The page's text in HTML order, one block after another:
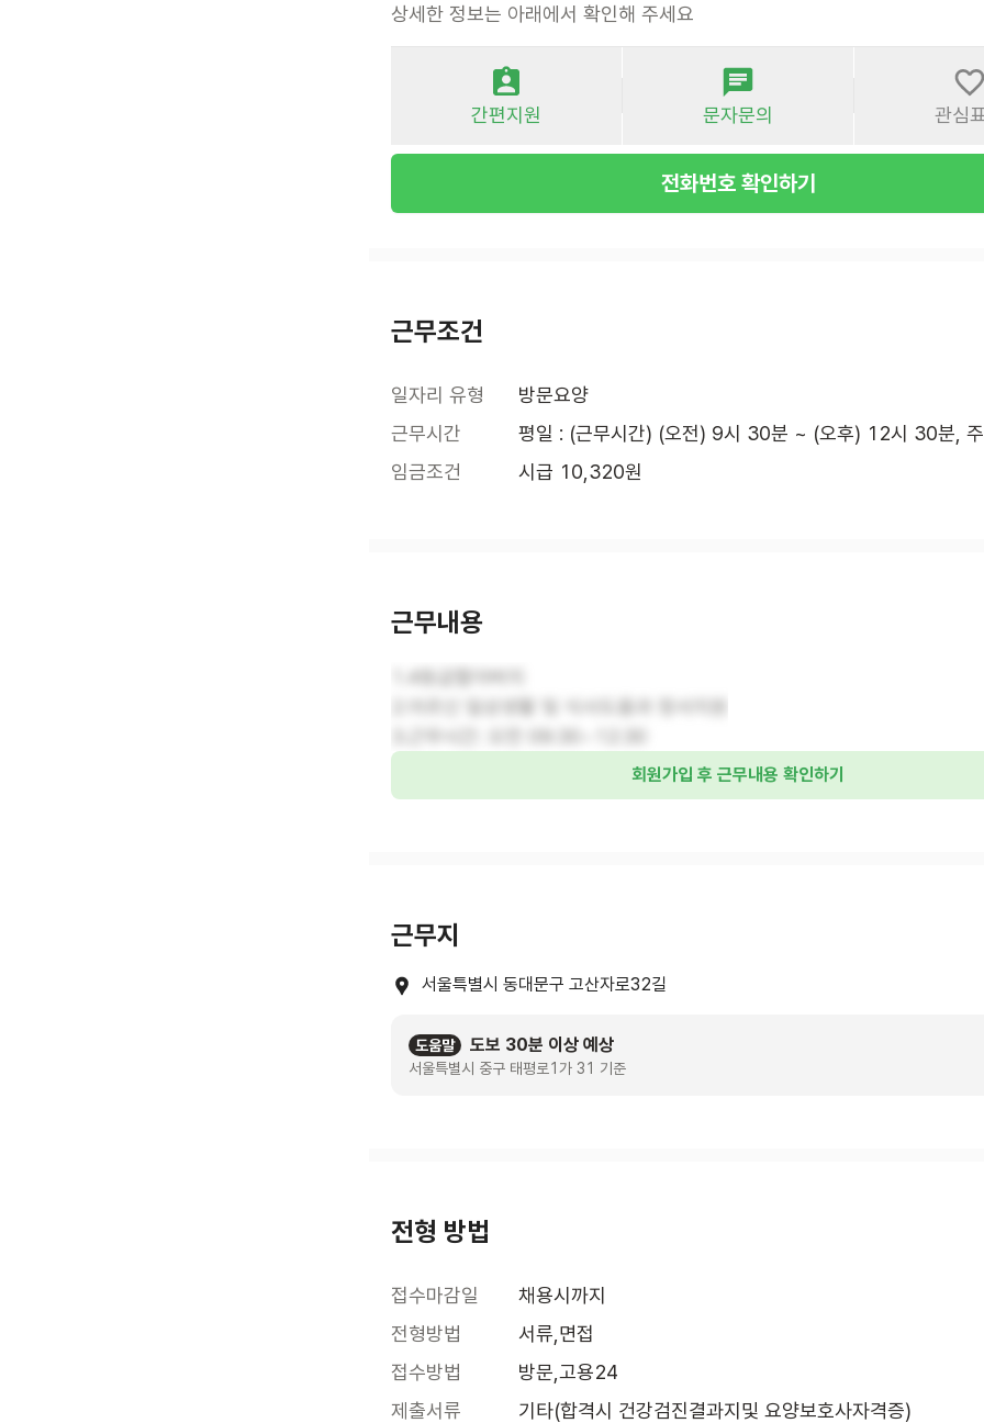
상세한 정보는 아래에서 확인해 주세요
간편지원 문자문의 관심
전화번호 확인하기
근무조건
일자리 유형
방문요양
근무시간
평일 : (근무시간) (오전) 9시 30분 ~ (오후) 12시 30분,
임금조건
시급 10,320원
근무내용
회원가입 후 근무내용 확인하기
근무지
서울특별시 동대문구 고산자로32길
도움말 도보 30분 이상 예상
서울특별시 중구 태평로1가 31 기준
전형 방법
접수마감일
채용시까지
전형방법
서류,면접
접수방법
방문,고용24
제출서류
기타(합격시 건강검진결과지및 요양보호사자격증)